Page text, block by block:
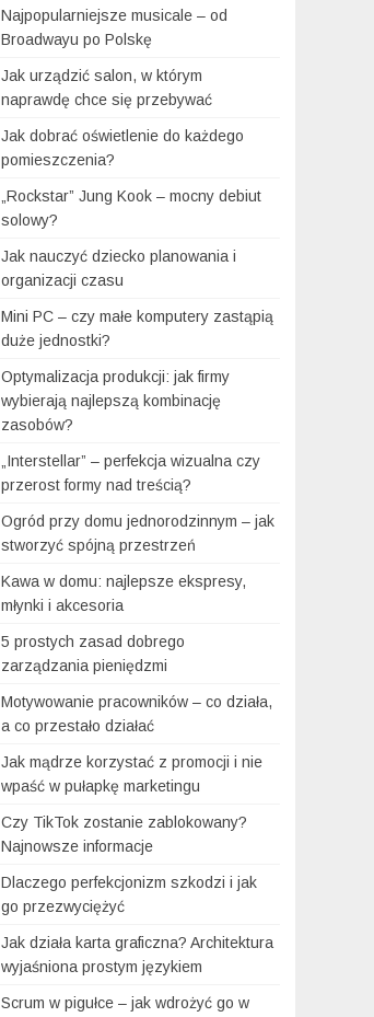
Najpopularniejsze musicale – od
Broadwayu po Polskę
Jak urządzić salon, w którym
naprawdę chce się przebywać
Jak dobrać oświetlenie do każdego
pomieszczenia?
„Rockstar” Jung Kook – mocny debiut
solowy?
Jak nauczyć dziecko planowania i
organizacji czasu
Mini PC – czy małe komputery zastąpią
duże jednostki?
Optymalizacja produkcji: jak firmy
wybierają najlepszą kombinację
zasobów?
„Interstellar” – perfekcja wizualna czy
przerost formy nad treścią?
Ogród przy domu jednorodzinnym – jak
stworzyć spójną przestrzeń
Kawa w domu: najlepsze ekspresy,
młynki i akcesoria
5 prostych zasad dobrego
zarządzania pieniędzmi
Motywowanie pracowników – co działa,
a co przestało działać
Jak mądrze korzystać z promocji i nie
wpaść w pułapkę marketingu
Czy TikTok zostanie zablokowany?
Najnowsze informacje
Dlaczego perfekcjonizm szkodzi i jak
go przezwyciężyć
Jak działa karta graficzna? Architektura
wyjaśniona prostym językiem
Scrum w pigułce – jak wdrożyć go w